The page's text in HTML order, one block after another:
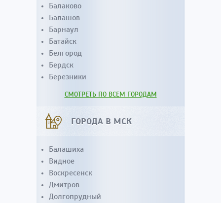
Балаково
Балашов
Барнаул
Батайск
Белгород
Бердск
Березники
СМОТРЕТЬ ПО ВСЕМ ГОРОДАМ
ГОРОДА В МСК
Балашиха
Видное
Воскресенск
Дмитров
Долгопрудный